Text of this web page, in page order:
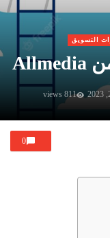
التسويق
811 views
0